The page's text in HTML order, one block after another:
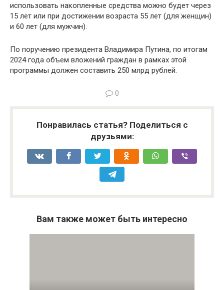
использовать накопленные средства можно будет через
15 лет или при достижении возраста 55 лет (для женщин)
и 60 лет (для мужчин).
По поручению президента Владимира Путина, по итогам
2024 года объем вложений граждан в рамках этой
программы должен составить 250 млрд рублей.
0
Понравилась статья? Поделиться с
друзьями:
Вам также может быть интересно